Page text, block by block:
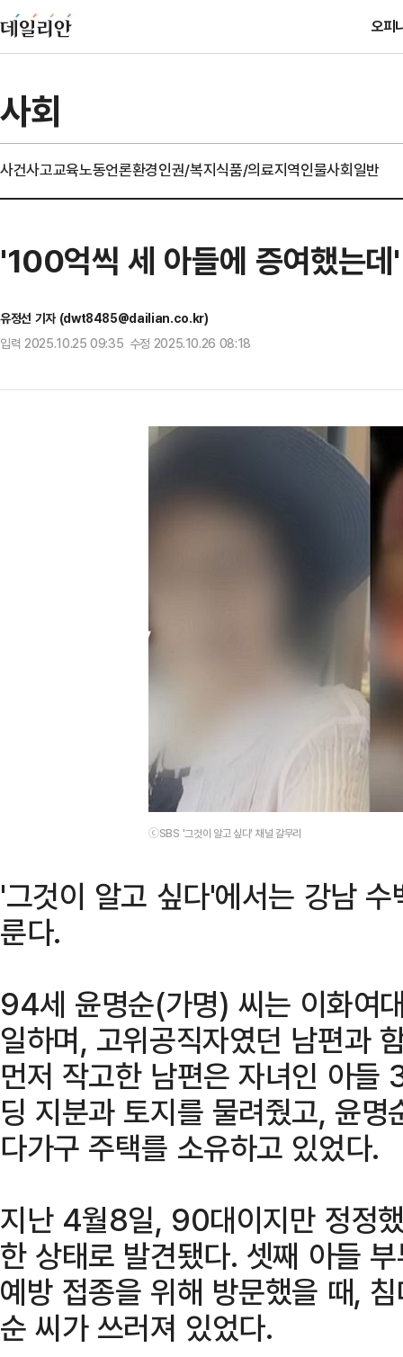
오피
사회
사건사고교육노동언론환경인권/복지식품/의료지역인물사회일반
'100억씩 세 아들에 증여했는
유정선 기자 (dwt8485@dailian.co.kr)
입력 2025.10.25 09:35 수정 2025.10.26 08:18
ⓒSBS '그것이 알고 싶다' 채널 갈무리
'그것이 알고 싶다'에서는 강남
룬다.
94세 윤명순(가명) 씨는 이화여
일하며, 고위공직자였던 남편과
먼저 작고한 남편은 자녀인 아
딩 지분과 토지를 물려줬고, 윤
다가구 주택를 소유하고 있었다.
지난 4월8일, 90대이지만 정정
한 상태로 발견됐다. 셋째 아들
예방 접종을 위해 방문했을 때,
순 씨가 쓰러져 있었다.